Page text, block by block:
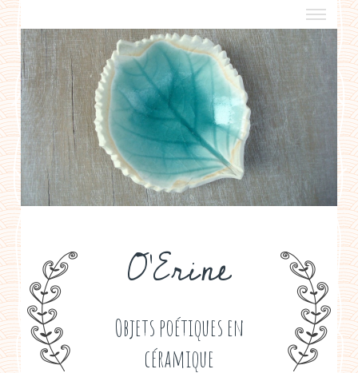
O'Erine
Objets poétiques en
céramique
a propos
boutiques de créateurs
contact
politique de confidentialité